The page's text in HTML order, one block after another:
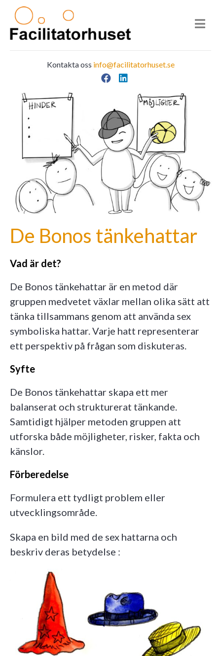
Kontakta oss info@facilitatorhuset.se
Facebook
LinkedIn
Main Navigation
De Bonos tänkehattar
Vad är det?
De Bonos tänkehattar är en metod där
gruppen medvetet växlar mellan olika sätt att
tänka tillsammans genom att använda sex
symboliska hattar. Varje hatt representerar
ett perspektiv på frågan som diskuteras.
Syfte
De Bonos tänkehattar skapa ett mer
balanserat och strukturerat tänkande.
Samtidigt hjälper metoden gruppen att
utforska både möjligheter, risker, fakta och
känslor.
Förberedelse
Formulera ett tydligt problem eller
utvecklingsområde.
Skapa en bild med de sex hattarna och
beskriv deras betydelse :